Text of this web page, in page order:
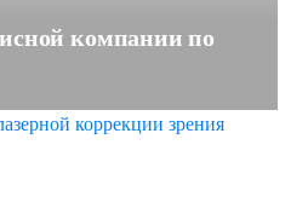
компании по